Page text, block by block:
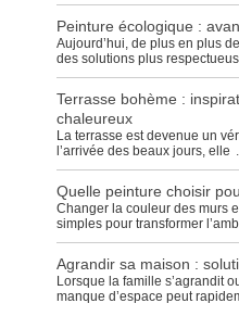
Peinture écologique :
Aujourd’hui, de plus en plus
des solutions plus
Terrasse bohème :
chaleureux
La terrasse est devenue un
l’arrivée des beaux jours, elle
Quelle peinture choisir
Changer la couleur des murs
simples pour transformer
Agrandir sa maison :
Lorsque la famille s’agrandit
manque d’espace peut